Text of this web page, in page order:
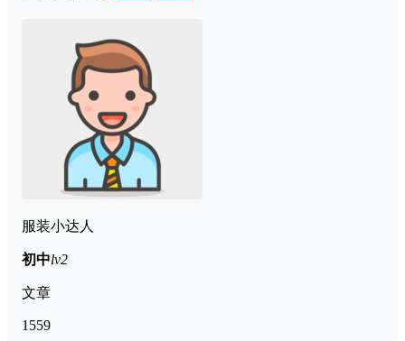
服装小达人
初中lv2
文章
1559